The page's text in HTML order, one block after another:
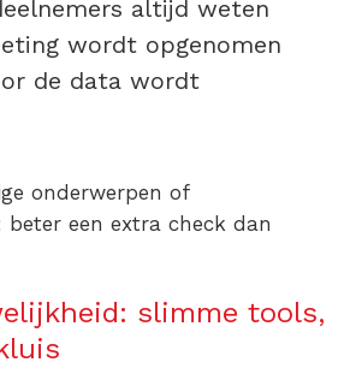
altijd weten
wordt opgenomen
de data wordt
onderwerpen of
een extra check dan
slimme tools,